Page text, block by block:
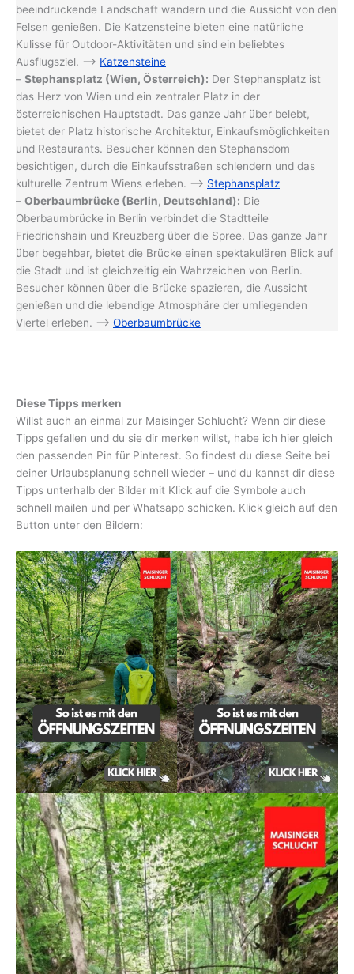
beeindruckende Landschaft wandern und die Aussicht von den
Felsen genießen. Die Katzensteine bieten eine natürliche
Kulisse für Outdoor-Aktivitäten und sind ein beliebtes
Ausflugsziel. –> Katzensteine
– Stephansplatz (Wien, Österreich): Der Stephansplatz ist
das Herz von Wien und ein zentraler Platz in der
österreichischen Hauptstadt. Das ganze Jahr über belebt,
bietet der Platz historische Architektur, Einkaufsmöglichkeiten
und Restaurants. Besucher können den Stephansdom
besichtigen, durch die Einkaufsstraßen schlendern und das
kulturelle Zentrum Wiens erleben. –> Stephansplatz
– Oberbaumbrücke (Berlin, Deutschland): Die
Oberbaumbrücke in Berlin verbindet die Stadtteile
Friedrichshain und Kreuzberg über die Spree. Das ganze Jahr
über begehbar, bietet die Brücke einen spektakulären Blick auf
die Stadt und ist gleichzeitig ein Wahrzeichen von Berlin.
Besucher können über die Brücke spazieren, die Aussicht
genießen und die lebendige Atmosphäre der umliegenden
Viertel erleben. –> Oberbaumbrücke
Diese Tipps merken
Willst auch an einmal zur Maisinger Schlucht? Wenn dir diese
Tipps gefallen und du sie dir merken willst, habe ich hier gleich
den passenden Pin für Pinterest. So findest du diese Seite bei
deiner Urlaubsplanung schnell wieder – und du kannst dir diese
Tipps unterhalb der Bilder mit Klick auf die Symbole auch
schnell mailen und per Whatsapp schicken. Klick gleich auf den
Button unter den Bildern: